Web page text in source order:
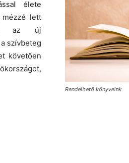
élete
mézzé lett
az új
szívbeteg
követően
Rendelhető könyveink